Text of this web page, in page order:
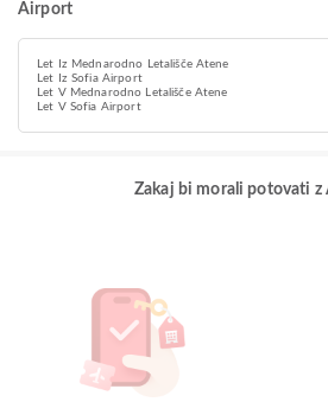
Airport
Let Iz Mednarodno Letališče Atene
Let Iz Sofia Airport
Let V Mednarodno Letališče Atene
Let V Sofia Airport
Zakaj bi morali potovati z